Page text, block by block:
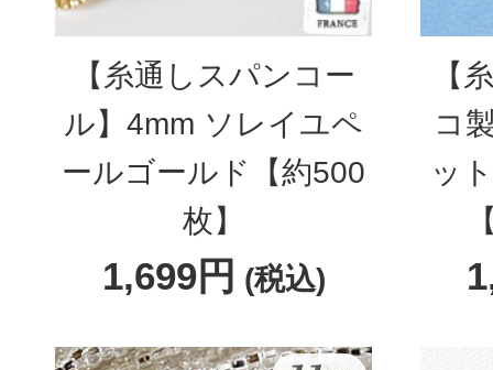
【糸通しスパンコー
ル】4mm ソレイユペ
ールゴールド【約500
枚】
1,699円 (税込)
【
コ
ッ